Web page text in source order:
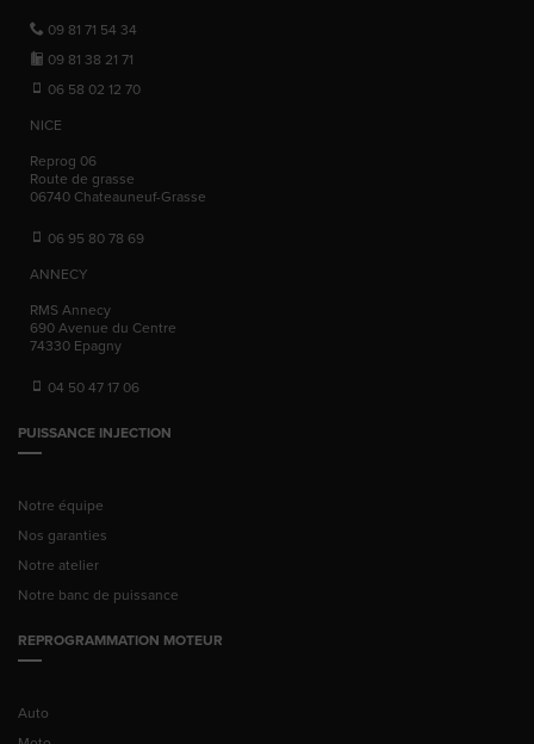
09 81 71 54 34
09 81 38 21 71
06 58 02 12 70
NICE
Reprog 06
Route de grasse
06740 Chateauneuf-Grasse
06 95 80 78 69
ANNECY
RMS Annecy
690 Avenue du Centre
74330 Epagny
04 50 47 17 06
PUISSANCE INJECTION
Notre équipe
Nos garanties
Notre atelier
Notre banc de puissance
REPROGRAMMATION MOTEUR
Auto